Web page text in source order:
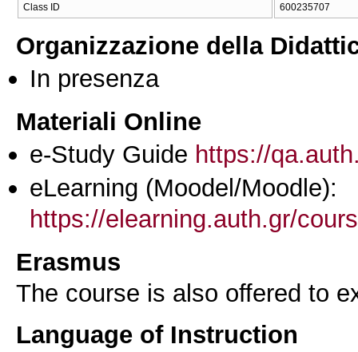
Class ID 600235707
Organizzazione della
In presenza
Materiali Online
e-Study Guide https://
eLearning (Moodel/Moodle):
https://elearning.auth.gr/
Erasmus
The course is also offered to
Language of Instruction